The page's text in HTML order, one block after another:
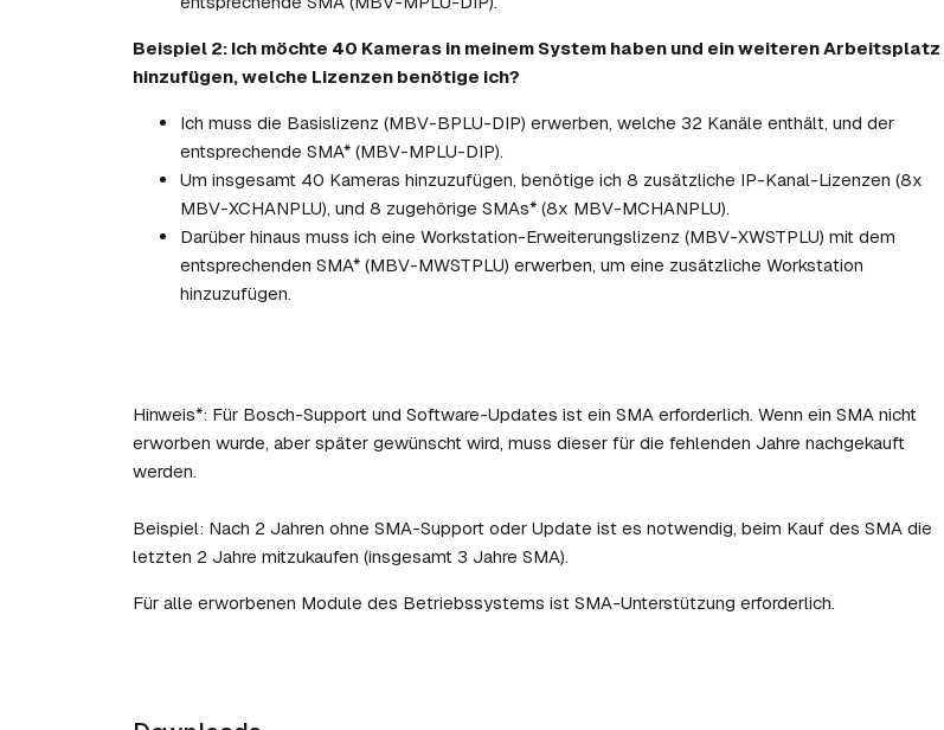
Beispiel 2: Ich möchte 40 Kameras in meinem System haben und ein weiteren Arbeitsplatz
hinzufügen, welche Lizenzen benötige ich?
Ich muss die Basislizenz (MBV-BPLU-DIP) erwerben, welche 32 Kanäle enthält, und der
entsprechende SMA* (MBV-MPLU-DIP).
Um insgesamt 40 Kameras hinzuzufügen, benötige ich 8 zusätzliche IP-Kanal-Lizenzen (8x
MBV-XCHANPLU), und 8 zugehörige SMAs* (8x MBV-MCHANPLU).
Darüber hinaus muss ich eine Workstation-Erweiterungslizenz (MBV-XWSTPLU) mit dem
entsprechenden SMA* (MBV-MWSTPLU) erwerben, um eine zusätzliche Workstation
hinzuzufügen.
Hinweis*: Für Bosch-Support und Software-Updates ist ein SMA erforderlich. Wenn ein SMA nicht
erworben wurde, aber später gewünscht wird, muss dieser für die fehlenden Jahre nachgekauft
werden.
Beispiel: Nach 2 Jahren ohne SMA-Support oder Update ist es notwendig, beim Kauf des SMA die
letzten 2 Jahre mitzukaufen (insgesamt 3 Jahre SMA).
Für alle erworbenen Module des Betriebssystems ist SMA-Unterstützung erforderlich.